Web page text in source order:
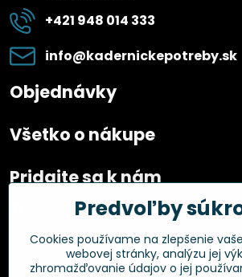
+421 948 014 333
info​@kadernickepotreby​.sk
Objednávky
Všetko o nákupe
Pridajte sa k nám
Facebook
Overené zákazníkmi
Predvoľby
Cookies používame na zlepšenie
webovej stránky, analýzu jej
zhromažďovanie údajov o jej